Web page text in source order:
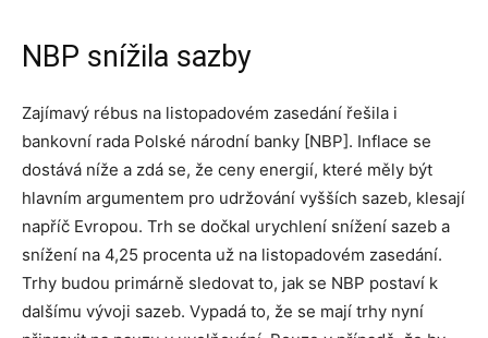
NBP snížila sazby
Zajímavý rébus na listopadovém zasedání řešila i
bankovní rada Polské národní banky [NBP]. Inflace se
dostává níže a zdá se, že ceny energií, které měly být
hlavním argumentem pro udržování vyšších sazeb, klesají
napříč Evropou. Trh se dočkal urychlení snížení sazeb a
snížení na 4,25 procenta už na listopadovém zasedání.
Trhy budou primárně sledovat to, jak se NBP postaví k
dalšímu vývoji sazeb. Vypadá to, že se mají trhy nyní